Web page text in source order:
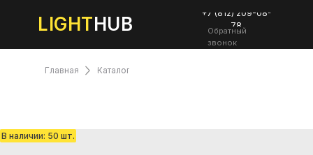
LIGHTHUB
+7 (812) 209-08-
78
Обратный
звонок
Каталог
Главная